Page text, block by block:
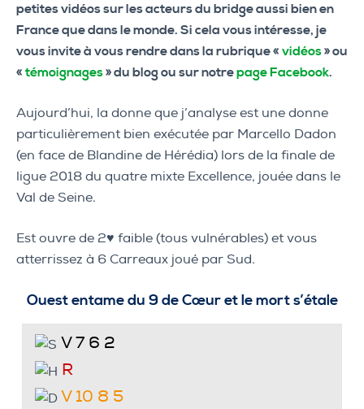
petites vidéos sur les acteurs du bridge aussi bien en
France que dans le monde. Si cela vous intéresse, je
vous invite à vous rendre dans la rubrique « vidéos» ou
« témoignages» du blog ou sur notrepage Facebook.
Aujourd’hui, la donne que j’analyse est une donne
particulièrement bien exécutée par Marcello Dadon
(en face de Blandine de Hérédia) lors de la finale de
ligue 2018 du quatre mixte Excellence, jouée dans le
Val de Seine.
Est ouvre de 2♥ faible (tous vulnérables) et vous
atterrissez à 6 Carreaux joué par Sud.
Ouest entame du 9 de Cœur et le mort s’étale
V 7 6 2
R
V 10 8 5